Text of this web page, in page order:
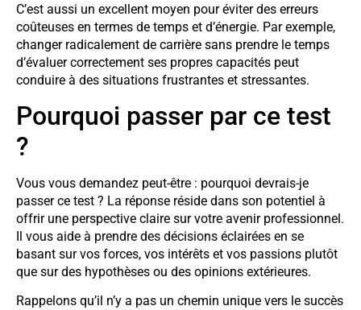
C’est aussi un excellent moyen pour éviter des erreurs
coûteuses en termes de temps et d’énergie. Par exemple,
changer radicalement de carrière sans prendre le temps
d’évaluer correctement ses propres capacités peut
conduire à des situations frustrantes et stressantes.
Pourquoi passer par ce test
?
Vous vous demandez peut-être : pourquoi devrais-je
passer ce test ? La réponse réside dans son potentiel à
offrir une perspective claire sur votre avenir professionnel.
Il vous aide à prendre des décisions éclairées en se
basant sur vos forces, vos intérêts et vos passions plutôt
que sur des hypothèses ou des opinions extérieures.
Rappelons qu’il n’y a pas un chemin unique vers le succès